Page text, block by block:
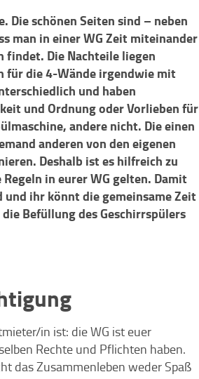
Die schönen Seiten sind – neben
man in einer WG Zeit miteinander
findet. Die Nachteile liegen
für die 4-Wände irgendwie mit
und haben
und Ordnung oder Vorlieben für
andere nicht. Die einen
anderen von den eigenen
Deshalb ist es hilfreich zu
in eurer WG gelten. Damit
ihr könnt die gemeinsame Zeit
Befüllung des Geschirrspülers
in ist: die WG ist euer
Rechte und Pflichten haben.
das Zusammenleben weder Spaß